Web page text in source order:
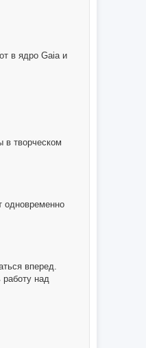
в ядро Gaia и
в творческом
одновременно
вперед.
над